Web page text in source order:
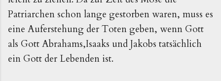
Patriarchen schon lange gestorben waren, muss es
eine Auferstehung der Toten geben, wenn Gott
als Gott Abrahams,Isaaks und Jakobs tatsächlich
ein Gott der Lebenden ist.